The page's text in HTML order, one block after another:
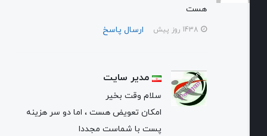
ارسال پاسخ
مدیر سایت
سلام وقت بخیر
امکان تعویض هست ، اما دو سر هزینه
پست با شماست مجددا